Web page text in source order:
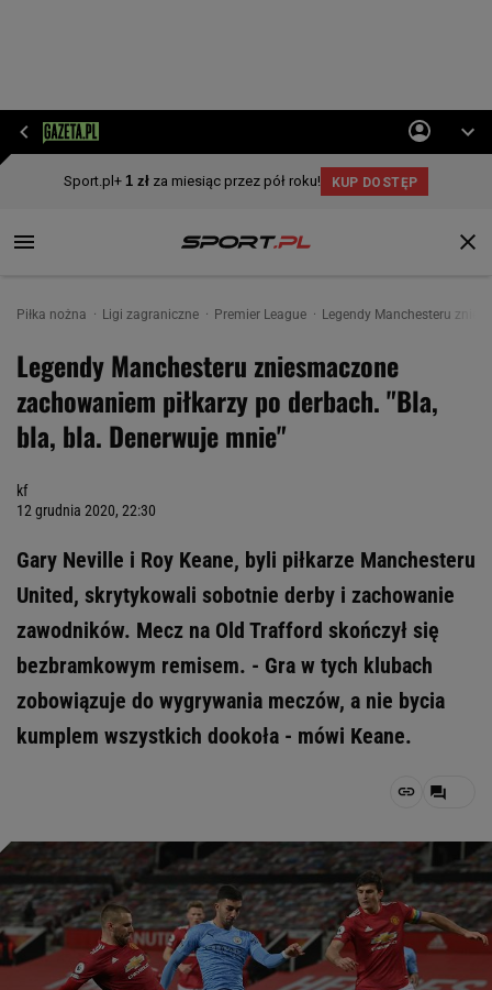
Piłka nożna Ligi zagraniczne Premier League Legendy Manchesteru
Legendy Manchesteru zniesmaczone
zachowaniem piłkarzy po derbach. "Bla,
bla, bla. Denerwuje mnie"
kf
12 grudnia 2020, 22:30
Gary Neville i Roy Keane, byli piłkarze Manchesteru
United, skrytykowali sobotnie derby i zachowanie
zawodników. Mecz na Old Trafford skończył się
bezbramkowym remisem. - Gra w tych klubach
zobowiązuje do wygrywania meczów, a nie bycia
kumplem wszystkich dookoła - mówi Keane.